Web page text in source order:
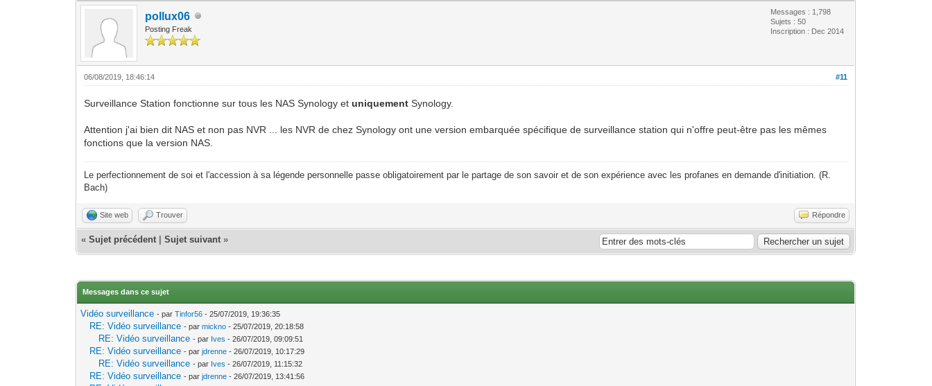
pollux06
Posting Freak
Messages : 1,798
Sujets : 50
Inscription : Dec 2014
#11
06/08/2019, 18:46:14
Surveillance Station fonctionne sur tous les NAS Synology etuniquement Synology.
Attention j'ai bien dit NAS et non pas NVR ... les NVR de chez Synology ont une version embarquée spécifique de surveillance station qui n'offre peut-être pas les mêmes
fonctions que la version NAS.
Le perfectionnement de soi et l'accession à sa légende personnelle passe obligatoirement par le partage de son savoir et de son expérience avec les profanes en demande d'initiation. (R.
Bach)
Site web Trouver Répondre
«Sujet précédent |Sujet suivant »
Messages dans ce sujet
Vidéo surveillance - parTinfor56 - 25/07/2019, 19:36:35
RE: Vidéo surveillance - parmickno - 25/07/2019, 20:18:58
RE: Vidéo surveillance - par Ives - 26/07/2019, 09:09:51
RE: Vidéo surveillance - parjdrenne - 26/07/2019, 10:17:29
RE: Vidéo surveillance - par Ives - 26/07/2019, 11:15:32
RE: Vidéo surveillance - parjdrenne - 26/07/2019, 13:41:56